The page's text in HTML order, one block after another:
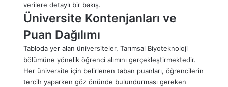
verilere detaylı bir bakış.
Üniversite Kontenjanları ve
Puan Dağılımı
Tabloda yer alan üniversiteler, Tarımsal Biyoteknoloji
bölümüne yönelik öğrenci alımını gerçekleştirmektedir.
Her üniversite için belirlenen taban puanları, öğrencilerin
tercih yaparken göz önünde bulundurması gereken